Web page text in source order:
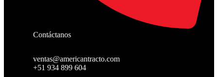
Contáctanos
ventas@americantracto.com
+51 934 899 604